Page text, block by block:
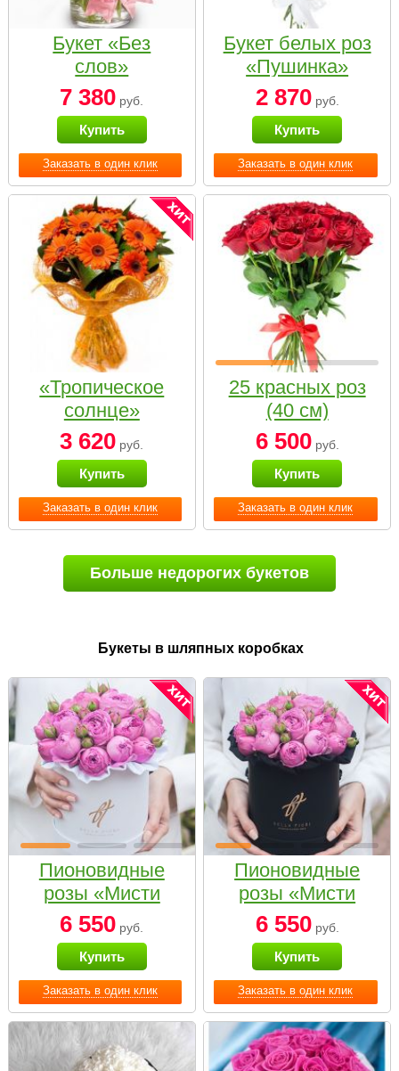
Заказать в один клик
Букет «Без
слов»
7 380 руб.
Купить
Заказать в один клик
Букет белых роз
«Пушинка»
2 870руб.
Купить
Заказать в один клик
«Тропическое
солнце»
3 620 руб.
Купить
Заказать в один клик
25 красных роз
(40 см)
6 500руб.
Купить
Больше недорогих букетов
Букеты в шляпных коробках
Заказать в один клик
Пионовидные
розы «Мисти
бабблс» в белой
коробке Small
6 550 руб.
Купить
Заказать в один клик
Пионовидные
розы «Мисти
бабблс» в
черной коробке
Small
6 550руб.
Купить